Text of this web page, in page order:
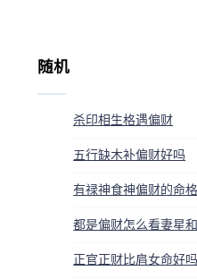
随机
杀印相生格遇偏财
五行缺木补偏财好吗
有禄神食神偏财的命
都是偏财怎么看妻星
正官正财比肩女命好